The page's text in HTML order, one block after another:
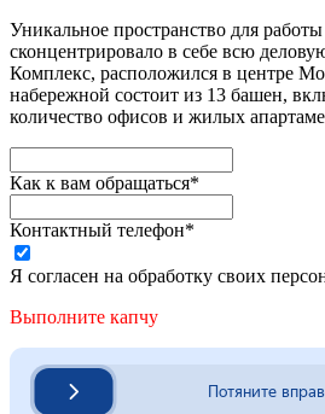
Уникальное пространство для
сконцентрировало в себе всю
Комплекс, расположился в центре
набережной состоит из 13 башен,
количество офисов и жилых
Как к вам обращаться*
Контактный телефон*
Я согласен на обработку своих
Выполните капчу